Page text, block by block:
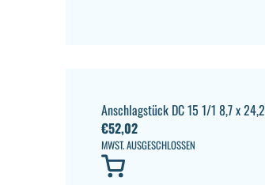
Anschlagstück DC 15 1/1 8,7 x 24,2
€52,02
MWST. AUSGESCHLOSSEN